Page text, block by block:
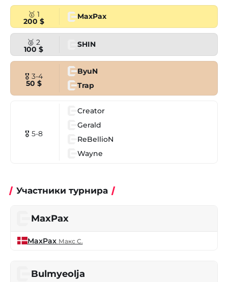
🥇 1
200 $
MaxPax
🥈 2
100 $
SHIN
🎖 3-4
50 $
ByuN
Trap
🎖 5-8
Creator
Gerald
ReBellioN
Wayne
Участники турнира
MaxPax
MaxPax Макс С.
Bulmyeolja